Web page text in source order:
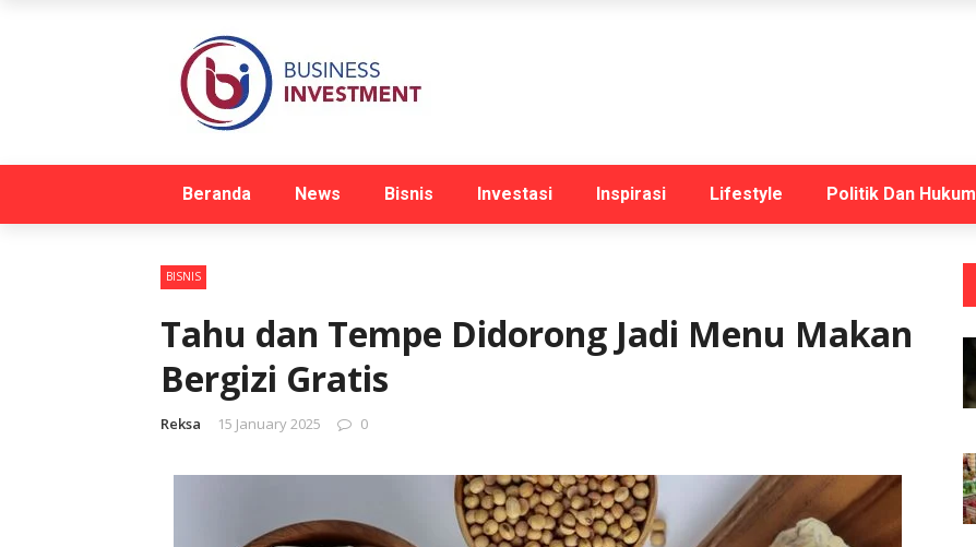
Beranda News Bisnis Investasi Inspirasi Lifestyle Politik Dan Hukum
BISNIS
Tahu dan Tempe Didorong Jadi Menu Makan
Bergizi Gratis
Reksa 15 January 2025 0